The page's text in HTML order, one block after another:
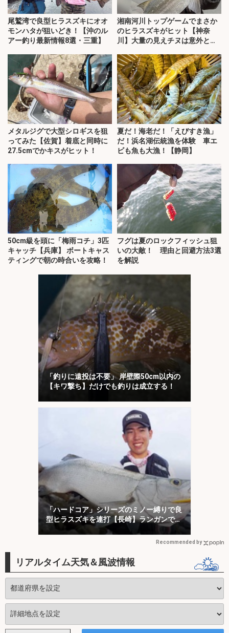
尾鷲湾で良型ヒラスズキにオオ
モンハタが狙いどき！【沖のル
アー釣り最新情報8選・三重】
湘南河川トップゲームでまさか
のヒラスズキがヒット【神奈
川】大量の見えチヌは意外と難
メタルジグで大型シロギスを狙
ってみた【佐賀】着底と同時に
27.5cmでかキスがヒット！
夏だ！海老だ！「えびすき漁」
だ！浜名湖伝統漁を体験 車エ
ビも魚も大漁！【静岡】
50cm級を頭に「梅雨コチ」3匹
キャッチ【兵庫】 ボートキャス
ティングで朝の時合いを攻略！
フグは夏のロックフィッシュ狙
いの大敵！ 理由と回避方法3選
を解説
「釣りに遠投は不要」 岸壁際50cm以内の
【キワ撃ち】だけでも釣りは成立する！
「ハードコア」シリーズのミノー縛りで良
型ヒラスズキを連打【長崎】ランガンでサ
ラシを攻略！
Recommended by
リアルタイム天気＆風波情報